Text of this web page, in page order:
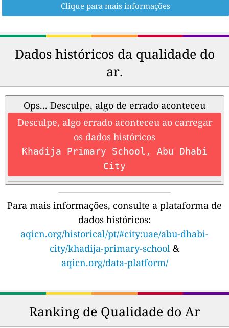
Clique para mais informações
Dados históricos da qualidade do
ar.
Ops... Desculpe, algo de errado aconteceu
Desculpe, algo errado aconteceu ao carregar
os dados históricos
Khadija Primary School, Abu Dhabi
City
Para mais informações, consulte a plataforma de
dados históricos:
aqicn.org/historical/pt/#city:uae/abu-dhabi-
city/khadija-primary-school &
aqicn.org/data-platform/
Ranking de Qualidade do Ar